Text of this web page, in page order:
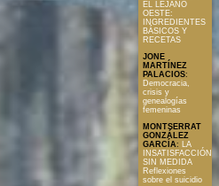
EL LEJANO
OESTE:
INGREDIENTES
BÁSICOS Y
RECETAS
JONE
MARTÍNEZ
PALACIOS:
Democracia,
crisis y
genealogías
femeninas
MONTSERRAT
GONZÁLEZ
GARCÍA: LA
INSATISFACCIÓN
SIN MEDIDA
Reflexiones
sobre el suicidio